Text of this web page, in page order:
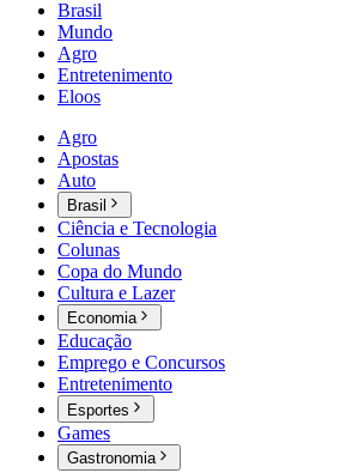
Brasil
Mundo
Agro
Entretenimento
Eloos
Agro
Apostas
Auto
Brasil
Ciência e Tecnologia
Colunas
Copa do Mundo
Cultura e Lazer
Economia
Educação
Emprego e Concursos
Entretenimento
Esportes
Games
Gastronomia